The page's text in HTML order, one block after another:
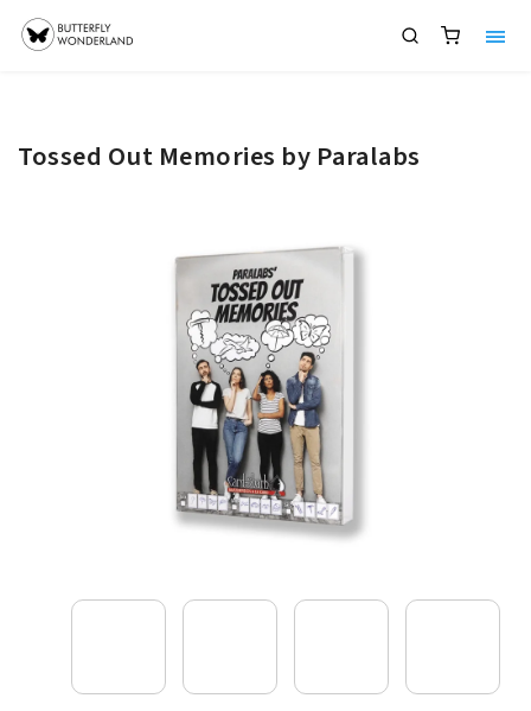
Tossed Out Memories by Paralabs